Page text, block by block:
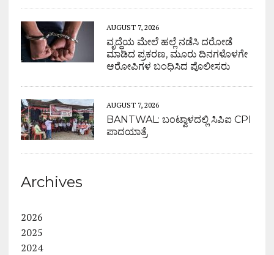
AUGUST 7, 2026
ವೃದ್ಧೆಯ ಮೇಲೆ ಹಲ್ಲೆ ನಡೆಸಿ ದರೋಡೆ
ಮಾಡಿದ ಪ್ರಕರಣ, ಮೂರು ದಿನಗಳೊಳಗೇ
ಆರೋಪಿಗಳ ಬಂಧಿಸಿದ ಪೊಲೀಸರು
AUGUST 7, 2026
BANTWAL: ಬಂಟ್ವಾಳದಲ್ಲಿ ಸಿಪಿಐ CPI
ಪಾದಯಾತ್ರೆ
Archives
2026
2025
2024